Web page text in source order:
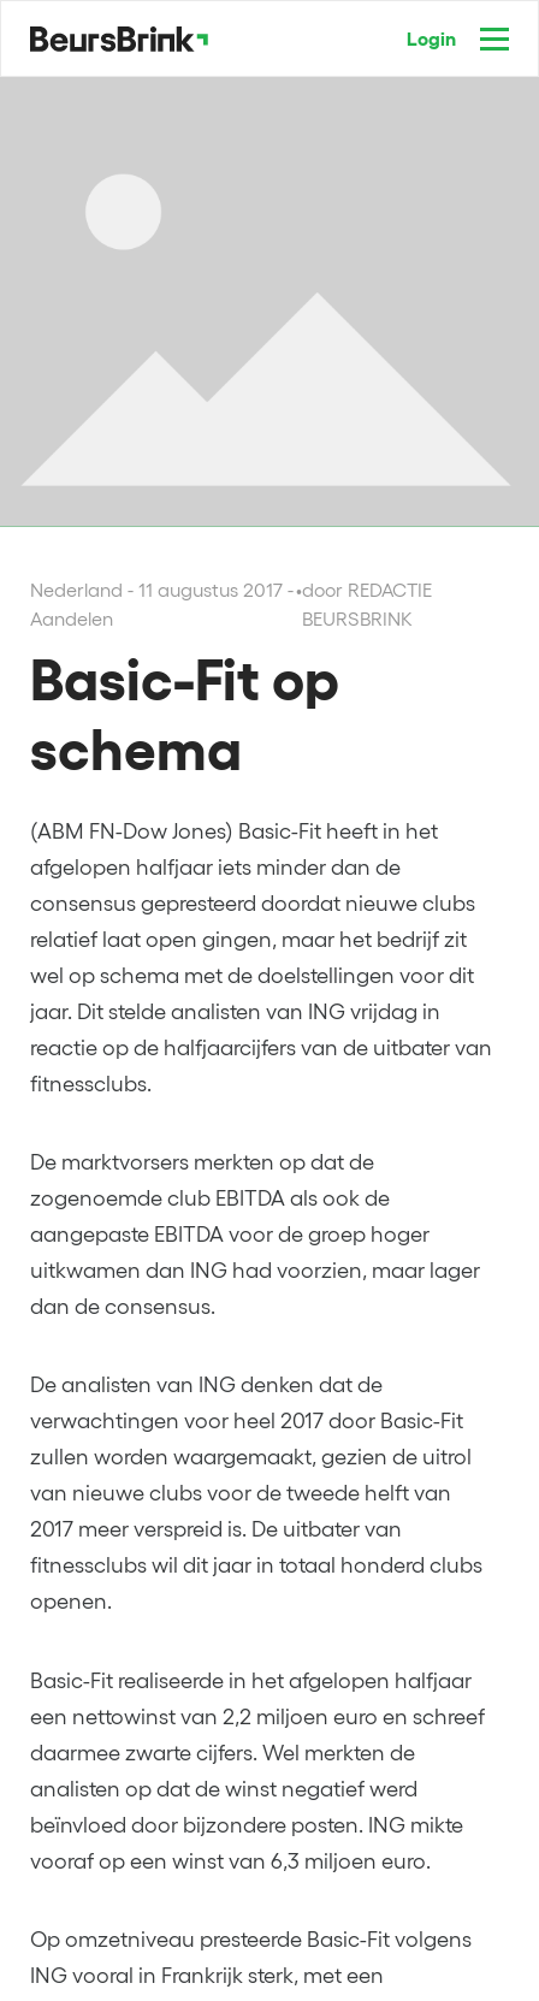
Login
Nederland - 11 augustus 2017 -
Aandelen
•door REDACTIE
BEURSBRINK
Basic-Fit op
schema
(ABM FN-Dow Jones) Basic-Fit heeft in het
afgelopen halfjaar iets minder dan de
consensus gepresteerd doordat nieuwe clubs
relatief laat open gingen, maar het bedrijf zit
wel op schema met de doelstellingen voor dit
jaar. Dit stelde analisten van ING vrijdag in
reactie op de halfjaarcijfers van de uitbater van
fitnessclubs.
De marktvorsers merkten op dat de
zogenoemde club EBITDA als ook de
aangepaste EBITDA voor de groep hoger
uitkwamen dan ING had voorzien, maar lager
dan de consensus.
De analisten van ING denken dat de
verwachtingen voor heel 2017 door Basic-Fit
zullen worden waargemaakt, gezien de uitrol
van nieuwe clubs voor de tweede helft van
2017 meer verspreid is. De uitbater van
fitnessclubs wil dit jaar in totaal honderd clubs
openen.
Basic-Fit realiseerde in het afgelopen halfjaar
een nettowinst van 2,2 miljoen euro en schreef
daarmee zwarte cijfers. Wel merkten de
analisten op dat de winst negatief werd
beïnvloed door bijzondere posten. ING mikte
vooraf op een winst van 6,3 miljoen euro.
Op omzetniveau presteerde Basic-Fit volgens
ING vooral in Frankrijk sterk, met een